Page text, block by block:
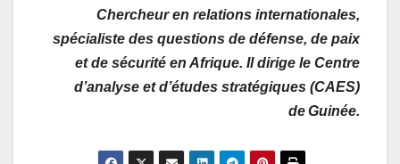
Chercheur en relations internationales,
spécialiste des questions de défense, de paix
et de sécurité en Afrique. Il dirige le Centre
d’analyse et d’études stratégiques (CAES)
de Guinée.